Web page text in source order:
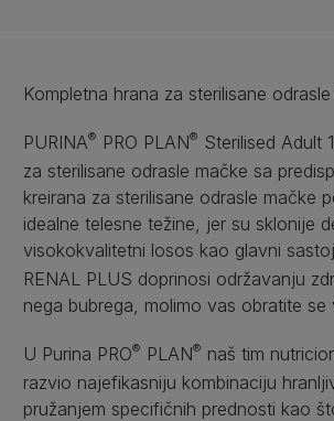
Kompletna hrana za sterilisane
PURINA® PRO PLAN® Sterilised Adult
za sterilisane odrasle mačke sa
kreirana za sterilisane odrasle mačke
idealne telesne težine, jer su sklonije
visokokvalitetni losos kao glavni
RENAL PLUS doprinosi održavanju
nega bubrega, molimo vas obratite se
U Purina PRO® PLAN® naš tim
razvio najefikasniju kombinaciju
pružanjem specifičnih prednosti kao